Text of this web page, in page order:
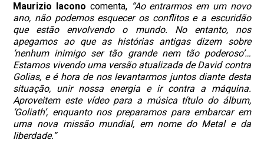
Maurizio Iacono comenta, “Ao entrarmos em um novo
ano, não podemos esquecer os conflitos e a escuridão
que estão envolvendo o mundo. No entanto, nos
apegamos ao que as histórias antigas dizem sobre
‘nenhum inimigo ser tão grande nem tão poderoso’…
Estamos vivendo uma versão atualizada de David contra
Golias, e é hora de nos levantarmos juntos diante desta
situação, unir nossa energia e ir contra a máquina.
Aproveitem este vídeo para a música título do álbum,
‘Goliath’, enquanto nos preparamos para embarcar em
uma nova missão mundial, em nome do Metal e da
liberdade.”